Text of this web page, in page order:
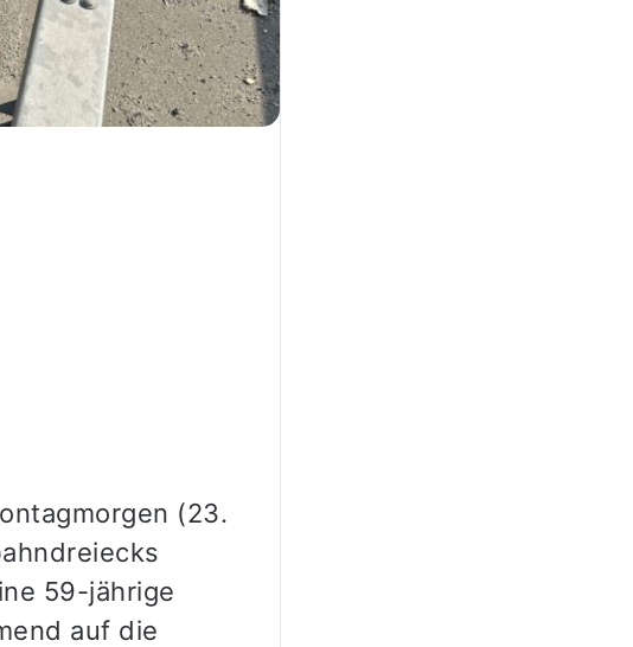
(23.
59-jährige
auf die